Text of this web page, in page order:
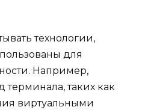
технологии,
для
Например,
таких как
виртуальными